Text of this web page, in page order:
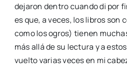
deja­ron den­tro cuan­do di por
es que, a veces, los libros son
como los ogros) tie­nen
más allá de su lec­tu­ra y a
vuel­to varias veces en mi